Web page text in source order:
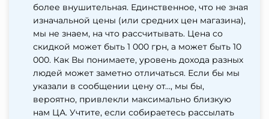
более внушительная. Единственное, что не зная
изначальной цены (или средних цен магазина),
мы не знаем, на что рассчитывать. Цена со
скидкой может быть 1 000 грн, а может быть 10
000. Как Вы понимаете, уровень дохода разных
людей может заметно отличаться. Если бы мы
указали в сообщении цену от…, мы бы,
вероятно, привлекли максимально близкую
нам ЦА. Учтите, если собираетесь рассылать